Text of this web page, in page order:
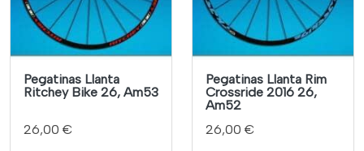
Pegatinas Llanta
Ritchey Bike 26, Am53
26,00 €
Pegatinas Llanta Rim
Crossride 2016 26,
Am52
26,00 €